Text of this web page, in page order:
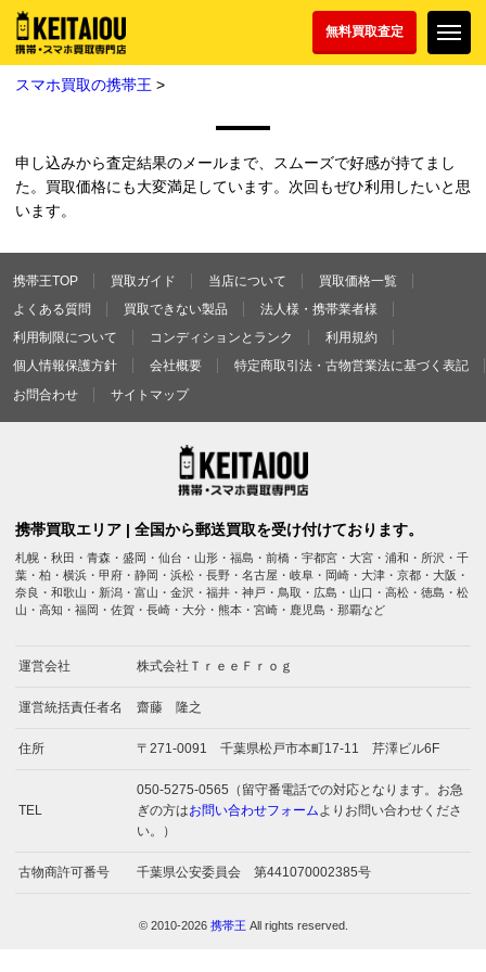
無料買取査定
スマホ買取の携帯王 >
申し込みから査定結果のメールまで、スムーズで好感が持てまし
た。買取価格にも大変満足しています。次回もぜひ利用したいと思
います。
携帯王TOP 買取ガイド 当店について
買取価格一覧
よくある質問
買取できない製品
法人様・携帯業者様
利用制限について
コンディションとランク
利用規約
個人情報保護方針
会社概要
特定商取引法・古物営業法に基づく表記
お問合わせ
サイトマップ
携帯買取エリア | 全国から郵送買取を受け付けております。
札幌・秋田・青森・盛岡・仙台・山形・福島・前橋・宇都宮・大宮・浦和・所沢・千
葉・柏・横浜・甲府・静岡・浜松・長野・名古屋・岐阜・岡崎・大津・京都・大阪・
奈良・和歌山・新潟・富山・金沢・福井・神戸・鳥取・広島・山口・高松・徳島・松
山・高知・福岡・佐賀・長崎・大分・熊本・宮崎・鹿児島・那覇など
運営会社 株式会社ＴｒｅｅＦｒｏｇ
運営統括責任者名 齋藤 隆之
住所 〒271-0091 千葉県松戸市本町17-11 芹澤ビル6F
TEL
050-5275-0565（留守番電話での対応となります。お急
ぎの方はお問い合わせフォーム よりお問い合わせくださ
い。）
古物商許可番号 千葉県公安委員会 第441070002385号
© 2010-2026 携帯王 All rights reserved.